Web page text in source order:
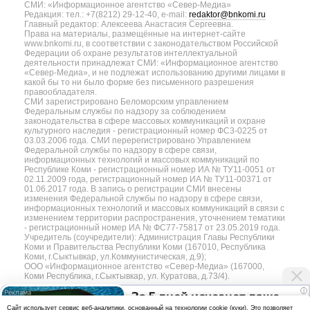
СМИ: «Информационное агентство «Север-Медиа»
Редакция: тел.: +7(8212) 29-12-40, e-mail: redaktor@bnkomi.ru
Главный редактор: Алексеева Анастасия Сергеевна.
Права на материалы, размещённые на интернет-сайте
www.bnkomi.ru, в соответствии с законодательством Российской
Федерации об охране результатов интеллектуальной
деятельности принадлежат СМИ: «Информационное агентство
«Север-Медиа», и не подлежат использованию другими лицами в
какой бы то ни было форме без письменного разрешения
правообладателя.
СМИ зарегистрировано Беломорским управлением
Федеральным службы по надзору за соблюдением
законодательства в сфере массовых коммуникаций и охране
культурного наследия - регистрационный номер ФС3-0225 от
03.03.2006 года. СМИ перерегистрировано Управлением
Федеральной службы по надзору в сфере связи,
информационных технологий и массовых коммуникаций по
Республике Коми - регистрационный номер ИА № ТУ11-0051 от
02.11.2009 года, регистрационный номер ИА № ТУ11-00371 от
01.06.2017 года. В запись о регистрации СМИ внесены
изменения Федеральной службы по надзору в сфере связи,
информационных технологий и массовых коммуникаций в связи с
изменением территории распространения, уточнением тематики
- регистрационный номер ИА № ФС77-75817 от 23.05.2019 года.
Учредитель (соучредители): Администрация Главы Республики
Коми и Правительства Республики Коми (167010, Республика
Коми, г.Сыктывкар, ул.Коммунистическая, д.9);
ООО «Информационное агентство «Север-Медиа» (167000,
Коми Республика, г.Сыктывкар, ул. Куратова, д.73/4).
Разработка сайта — web-студия «Цифровой Век»
i
За 5 дней исчезнет даже
Cайт использует сервис веб-аналитики, основанный на технологии cookie (куки). Это позволяет